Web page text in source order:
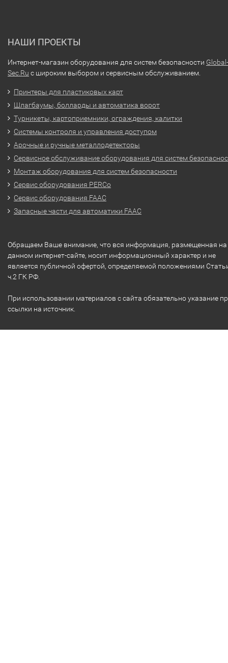
НАШИ ПРОЕКТЫ
Интернет-магазин оборудования для систем безопасности Global-
Sec.Ru с широким выбором и сервисным обслуживанием.
Принтеры для пластиковых карт
Шлагбаумы, болларды и автоматика ворот
Турникеты, картоприемники, ограждения, калитки
Системы контроля и управления доступом
Арочные и ручные металлодетекторы
Сервисное обслуживание оборудования для систем
Монтаж оборудования для систем безопасности
Сервис оборудования PERCo
Сервис оборудования FAAC
Запасные части для автоматики FAAC
Обращаем Ваше внимание, что вся информация, размещенная на
данном интернет-сайте, носит информационный характер и не
является публичной офертой, определяемой положениями
ч.2 ГК РФ.
При использовании материалов с сайта обязательно указание
ссылки на источник.